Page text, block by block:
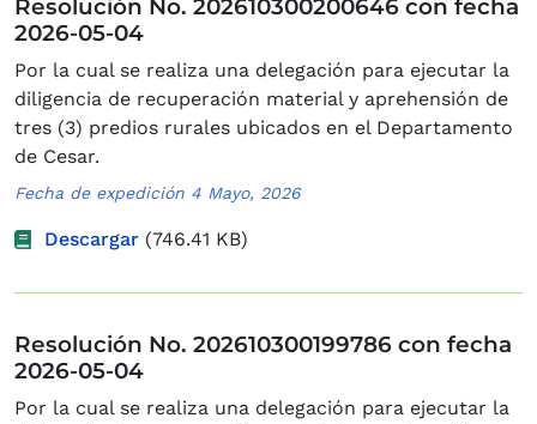
Resolución No. 202610300200646 con fecha
2026-05-04
Por la cual se realiza una delegación para ejecutar la
diligencia de recuperación material y aprehensión de
tres (3) predios rurales ubicados en el Departamento
de Cesar.
Fecha de expedición 4 Mayo, 2026
Descargar (746.41 KB)
Resolución No. 202610300199786 con fecha
2026-05-04
Por la cual se realiza una delegación para ejecutar la